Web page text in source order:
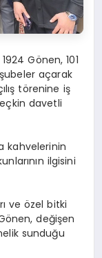
Gönen, 101
açarak
törenine iş
davetli
kahvelerinin
ilgisini
ve özel bitki
değişen
sunduğu